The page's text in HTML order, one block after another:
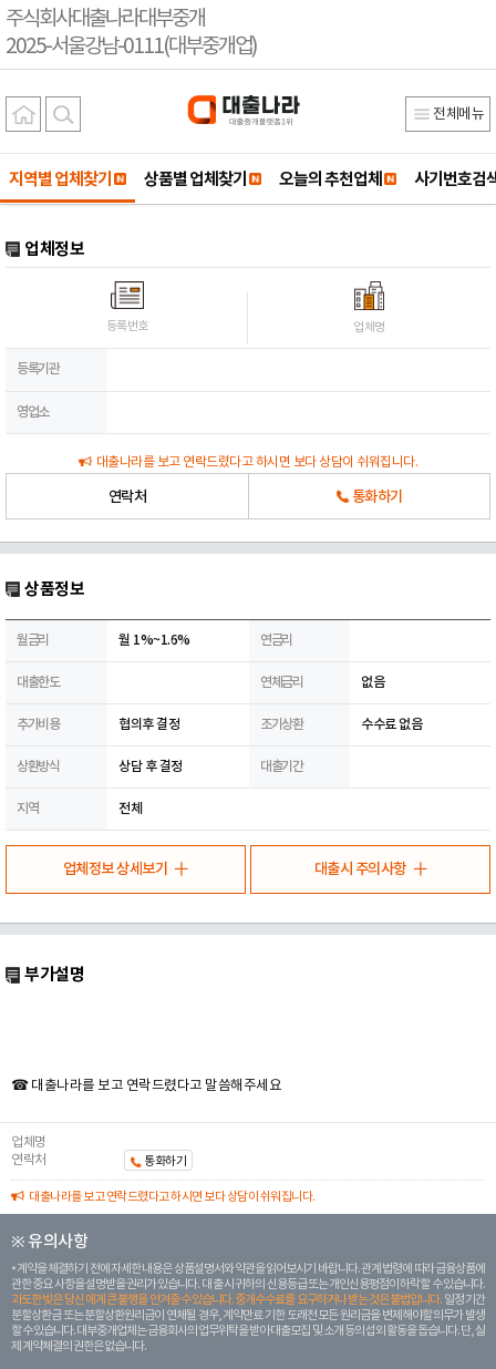
주식회사대출나라대부중개
2025-서울강남-0111(대부중개업)
전체메뉴
지역별 업체찾기 상품별 업체찾기 오늘의 추천업체 사기번호검
업체정보
등록번호 업체명
등록기관
영업소
대출나라를 보고 연락드렸다고 하시면 보다 상담이 쉬워집니다.
연락처 통화하기
상품정보
월금리 월 1%~1.6% 연금리
대출한도 연체금리 없음
추가비용 협의후 결정 조기상환 수수료 없음
상환방식 상담 후 결정 대출기간
지역 전체
업체정보 상세보기 대출시 주의사항
부가설명
☎ 대출나라를 보고 연락드렸다고 말씀해주세요
업체명
연락처
통화하기
대출나라를 보고 연락드렸다고 하시면 보다 상담이 쉬워집니다.
※ 유의사항
계약을 체결하기 전에 자세한 내용은 상품설명서와 약관을 읽어보시기 바랍니다. 관계 법령에 따라 금융상품에
관한 중요 사항을 설명받을 권리가 있습니다. 대 출 시 귀하의 신용등급 또는 개인신용평점이 하락할 수 있습니다.
과도한 빚은 당신 에게 큰 불행을 안겨줄 수 있습니다. 중개수수료를 요구하거나 받는 것은 불법입니다. 일정 기간
분할상환금 또는 분할상환원리금이 연체될 경우, 계약만료 기한 도래전 모든 원리금을 변제해야할 의무가 발생
할 수 있습니다. 대부중개업체는 금융회사의 업무위탁을 받아 대출모집 및 소개 등의 섭외 활동을 돕습니다. 단, 실
제 계약체결의 권한은 없습니다.